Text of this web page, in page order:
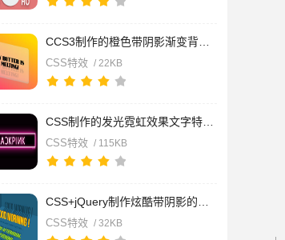
CSS特效 / 22KB
CSS特效 / 115KB
CSS特效 / 32KB